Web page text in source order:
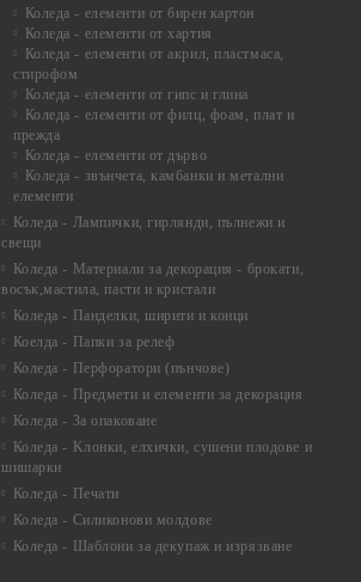
Коледа - елементи от бирен картон
Коледа - елементи от хартия
Коледа - елементи от акрил, пластмаса,
стирофом
Коледа - елементи от гипс и глина
Коледа - елементи от филц, фоам, плат и
прежда
Коледа - елементи от дърво
Коледа - звънчета, камбанки и метални
елементи
Коледа - Лампички, гирлянди, пълнежи и
свещи
Коледа - Материали за декорация - брокати,
восък,мастила, пасти и кристали
Коледа - Панделки, ширити и конци
Коелда - Папки за релеф
Коледа - Перфоратори (пънчове)
Коледа - Предмети и елементи за декорация
Коледа - За опаковане
Коледа - Kлонки, елхички, сушени плодове и
шишарки
Коледа - Печати
Коледа - Силиконови молдове
Коледа - Шаблони за декупаж и изрязване